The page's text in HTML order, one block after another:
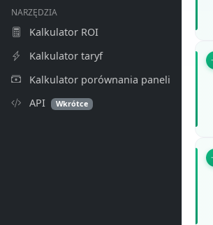
NARZĘDZIA
Kalkulator ROI
Kalkulator taryf
Kalkulator porównania paneli
API
Wkrótce